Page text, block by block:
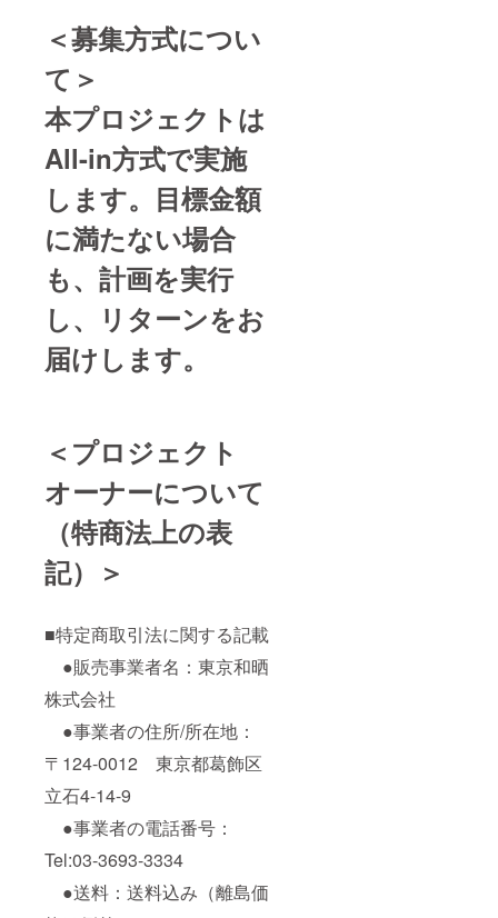
＜募集方式につい
て＞
本プロジェクトは
All-in方式で実施
します。目標金額
に満たない場合
も、計画を実行
し、リターンをお
届けします。
＜プロジェクト
オーナーについて
（特商法上の表
記）＞
■特定商取引法に関する記載
●販売事業者名：東京和晒
株式会社
●事業者の住所/所在地：
〒124-0012 東京都葛飾区
立石4-14-9
●事業者の電話番号：
Tel:03-3693-3334
●送料：送料込み（離島価